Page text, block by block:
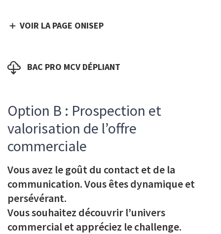
LienVOIR LA PAGE ONISEP
BAC PRO MCV DÉPLIANT
Texte
d'introduction
Option B : Prospection et
valorisation de l’offre
commerciale
Vous avez le goût du contact et de la
communication. Vous êtes dynamique et
persévérant.
Vous souhaitez découvrir l’univers
commercial et appréciez le challenge.